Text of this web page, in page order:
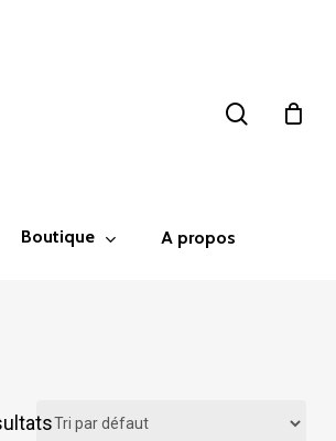
Boutique A propos